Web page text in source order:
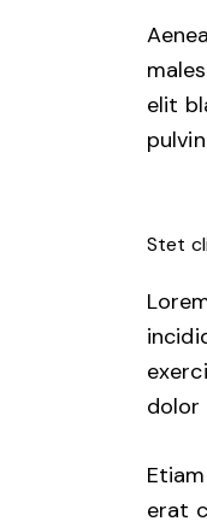
elit
Stet
dolor
erat